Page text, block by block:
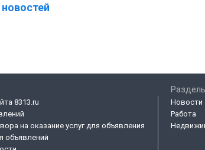
8313.ru
на оказание услуг для объявления
объявлений
Новости
Работа